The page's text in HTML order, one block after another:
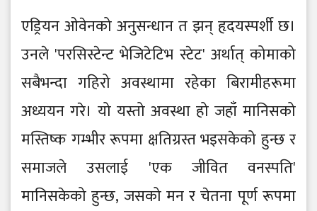
एड्रियन ओवेनको अनुसन्धान त झन् हृदयस्पर्शी छ।
उनले 'परसिस्टेन्ट भेजिटेटिभ स्टेट' अर्थात् कोमाको
सबैभन्दा गहिरो अवस्थामा रहेका बिरामीहरूमा
अध्ययन गरे। यो यस्तो अवस्था हो जहाँ मानिसको
मस्तिष्क गम्भीर रूपमा क्षतिग्रस्त भइसकेको हुन्छ र
समाजले उसलाई 'एक जीवित वनस्पति'
मानिसकेको हुन्छ, जसको मन र चेतना पूर्ण रूपमा